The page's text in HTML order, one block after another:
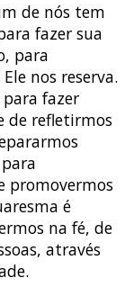
de nós tem
fazer sua
para
nos reserva.
fazer
de refletirmos
promovermos
é
na fé, de
através